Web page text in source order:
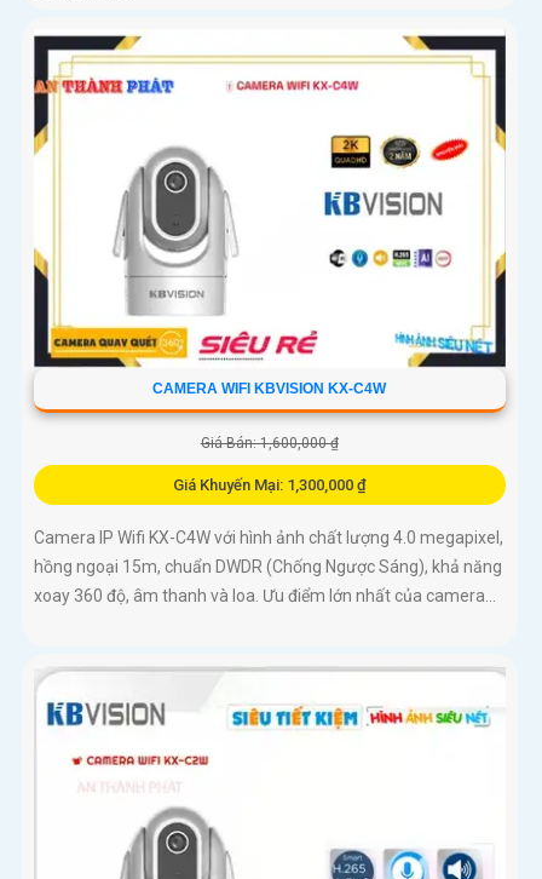
CAMERA WIFI KBVISION KX-C4W
Giá Bán: 1,600,000 ₫
Giá Khuyến Mại: 1,300,000 ₫
Camera IP Wifi KX-C4W với hình ảnh chất lượng 4.0 megapixel,
hồng ngoại 15m, chuẩn DWDR (Chống Ngược Sáng), khả năng
xoay 360 độ, âm thanh và loa. Ưu điểm lớn nhất của camera...